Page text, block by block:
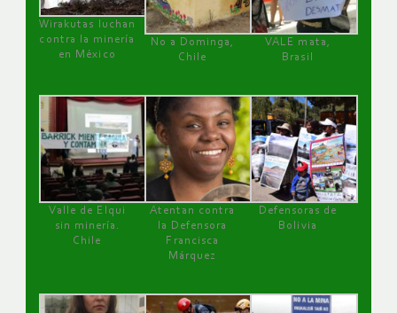
Wirakutas luchan
contra la minería
en México
No a Dominga,
Chile
VALE mata,
Brasil
Valle de Elqui
sin minería.
Chile
Atentan contra
la Defensora
Francisca
Márquez
Defensoras de
Bolivia